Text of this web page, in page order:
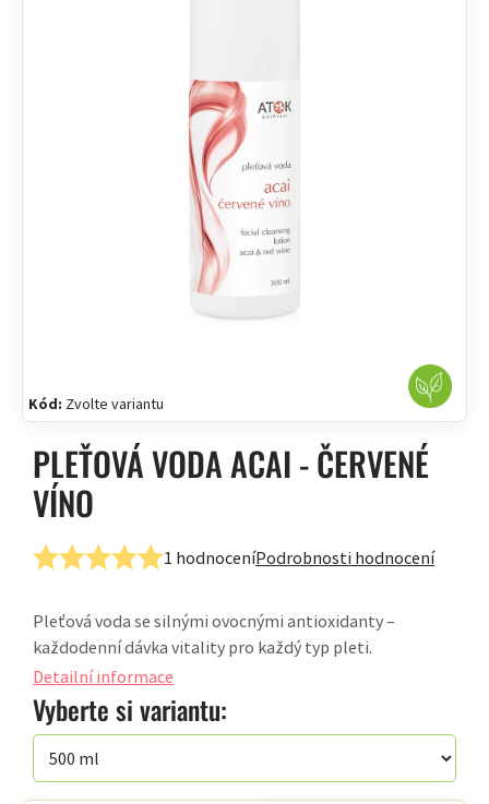
Kód: Zvolte variantu
PLEŤOVÁ VODA ACAI - ČERVENÉ
VÍNO
Průměrné
produktu
je
5,0
z
5
hvězdiček.
1 hodnoceníPodrobnosti hodnocení
Vyberte si variantu:
Pleťová voda se silnými ovocnými antioxidanty –
každodenní dávka vitality pro každý typ pleti.
Detailní informace